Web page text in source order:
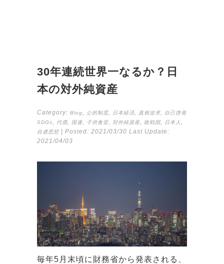
30年連続世界一なるか？日
本の対外純資産
Category: Blog 公的制度 日本経済 真相追求
自己啓発
SDGs
代償 国連 子供食堂 対外純資産 敗戦国 日本人
自虐思想 | Posted: 2021/03/30 Last Update:
2021/04/03
毎年5月末頃に財務省から発表される、